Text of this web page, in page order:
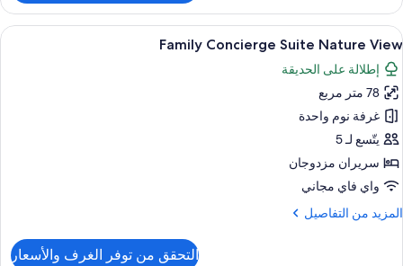
جناح
(Nature
View)
استعراض
جميع
صور
Family
Concierge
Suite
Nature
View
أغطية فراش متميزة وألحفة محشوة
6
Family Concierge Suite Nature View
إطلالة على الحديقة
78 متر مربع
غرفة نوم واحدة
يتّسع لـ 5
سريران مزدوجان
واي فاي مجاني
المزيد من التفاصيل
المزيد
التحقق من توفر الغرف والأسعار